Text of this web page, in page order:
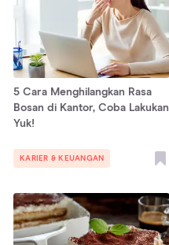
5 Cara Menghilangkan Rasa
Bosan di Kantor, Coba Lakukan
Yuk!
KARIER & KEUANGAN